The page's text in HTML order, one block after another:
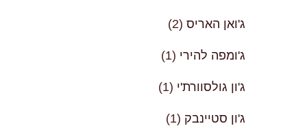
ג'ואן האריס (2)
ג'ומפה להירי (1)
ג'ון גולסוורת'י (1)
ג'ון סטיינבק (1)